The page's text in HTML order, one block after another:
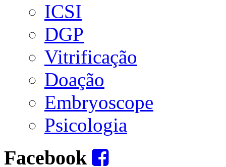
ICSI
DGP
Vitrificação
Doação
Embryoscope
Psicologia
Facebook